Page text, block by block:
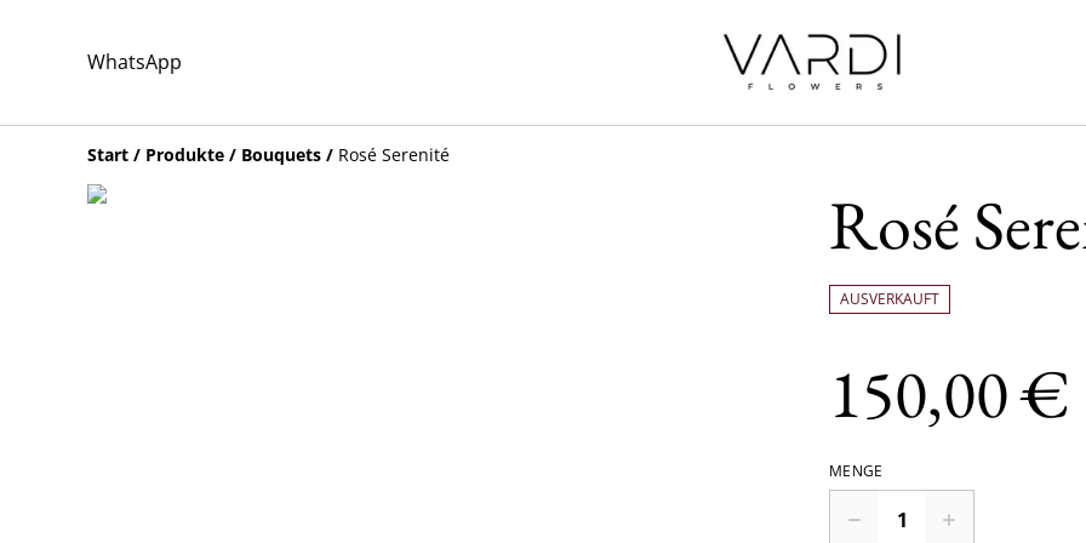
WhatsApp
Start / Produkte / Bouquets / Rosé Serenité
Rosé
AUSVERKAUFT
150,00 €
MENGE